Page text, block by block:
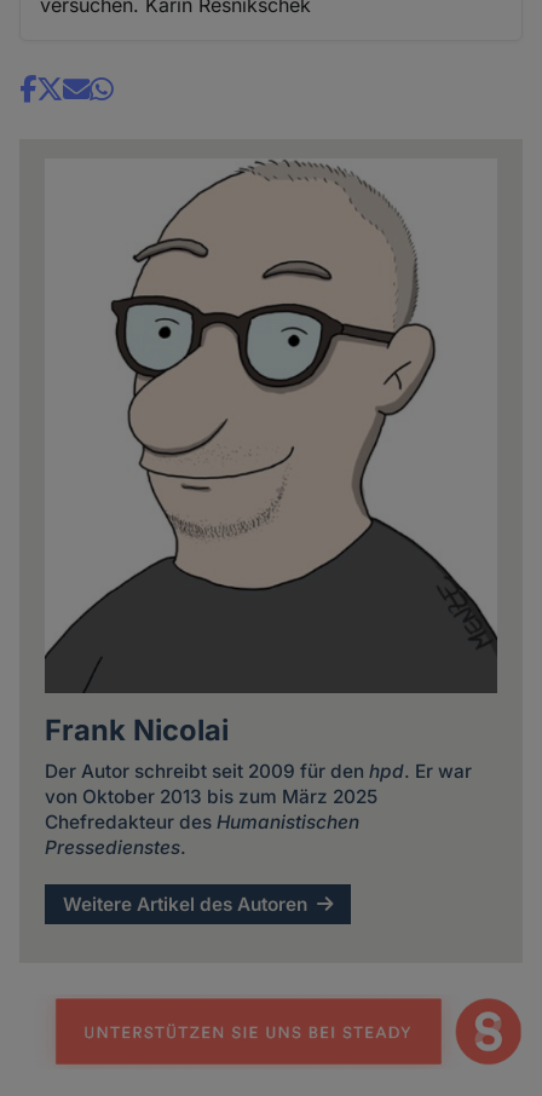
versuchen. Karin Resnikschek
Share
Frank Nicolai
Der Autor schreibt seit 2009 für den hpd. Er war
von Oktober 2013 bis zum März 2025
Chefredakteur des Humanistischen
Pressedienstes.
Weitere Artikel des Autoren